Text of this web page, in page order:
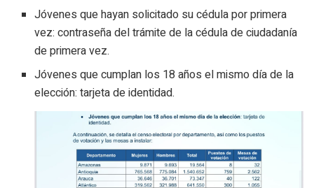
Jóvenes que hayan solicitado su cédula por primera
vez: contraseña del trámite de la cédula de ciudadanía
de primera vez.
Jóvenes que cumplan los 18 años el mismo día de la
elección: tarjeta de identidad.